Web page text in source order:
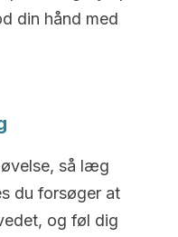
din hånd med
så læg
du forsøger at
og føl dig